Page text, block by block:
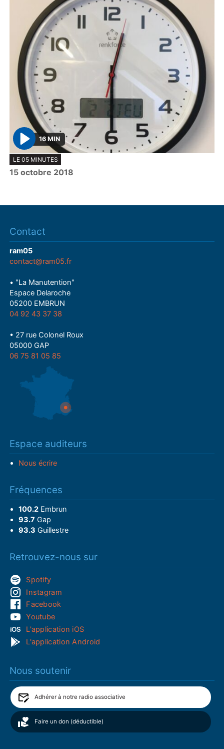
P
l
a
16 MIN
LE 05 MINUTES
15 octobre 2018
Contact
ram05
contact@ram05.fr
• "La Manutention"
Espace Delaroche
05200 EMBRUN
04 92 43 37 38
• 27 rue Colonel Roux
05000 GAP
06 75 81 05 85
Espace auditeurs
Nous écrire
Fréquences
100.2Embrun
93.7 Gap
93.3 Guillestre
Retrouvez-nous sur
Spotify
Instagram
Facebook
Youtube
L'application iOS
L'application Android
Nous soutenir
Adhérer à notre radio associative
Faire un don (déductible)